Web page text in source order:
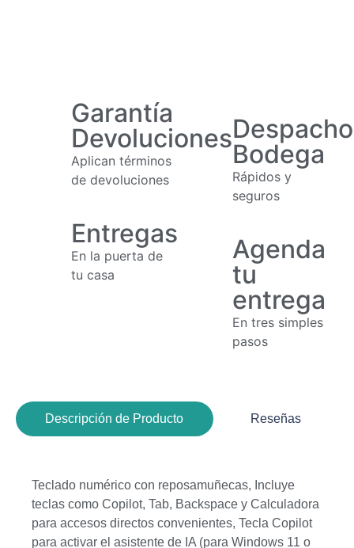
Garantía
Devoluciones
Aplican términos
de devoluciones
Bodega
Rápidos y
seguros
Entregas
En la puerta de
tu casa
Agenda
tu
entrega
En tres simples
pasos
Descripción de Producto Reseñas
Teclado numérico con reposamuñecas, Incluye
teclas como Copilot, Tab, Backspace y Calculadora
para accesos directos convenientes, Tecla Copilot
para activar el asistente de IA (para Windows 11 o